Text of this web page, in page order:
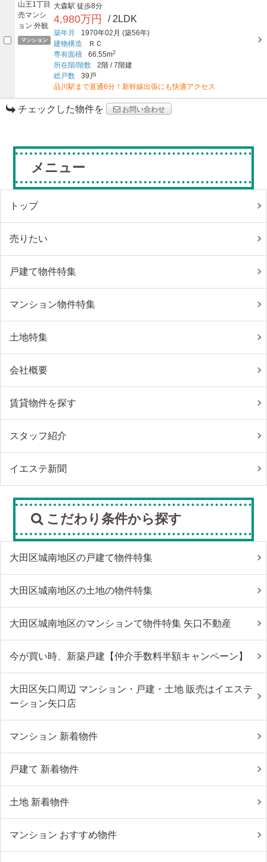
マンション
大森駅 徒歩8分
4,980万円 / 2LDK
築年月 1970年02月 (築56年)
建物構造
ＲＣ
専有面積
66.55m2
所在階/階数 2階 /7階建
総戸数
39戸
品川駅まで直通6分！新幹線出張にも快適アクセス
チェックした物件を お問い合わせ
メニュー
トップ
売りたい
戸建て物件特集
マンション物件特集
土地特集
会社概要
賃貸物件を探す
スタッフ紹介
イエステ新聞
こだわり条件から探す
大田区城南地区の戸建て物件特集
大田区城南地区の土地の物件特集
大田区城南地区のマンションて物件特集 矢口不動産
今が買い時、新築戸建【仲介手数料半額キャンペーン】
大田区矢口周辺 マンション・戸建・土地 販売はイエステ
ーション矢口店
マンション 新着物件
戸建て 新着物件
土地 新着物件
マンション おすすめ物件